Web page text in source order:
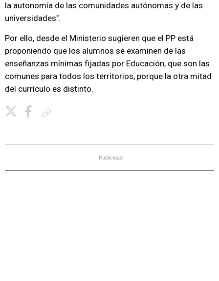
la autonomía de las comunidades autónomas y de las
universidades".
Por ello, desde el Ministerio sugieren que el PP está
proponiendo que los alumnos se examinen de las
enseñanzas mínimas fijadas por Educación, que son las
comunes para todos los territorios, porque la otra mitad
del currículo es distinto.
Publicidad